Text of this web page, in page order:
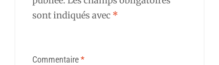
sont indiqués avec *
Commentaire*